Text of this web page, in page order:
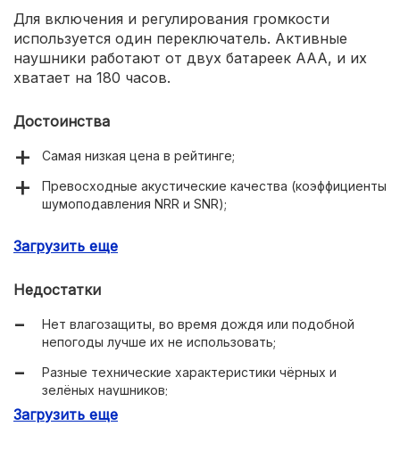
Для включения и регулирования громкости
используется один переключатель. Активные
наушники работают от двух батареек ААА, и их
хватает на 180 часов.
Достоинства
Самая низкая цена в рейтинге;
Превосходные акустические качества (коэффициенты
шумоподавления NRR и SNR);
минимум выступающих элементов.
Загрузить еще
Недостатки
Нет влагозащиты, во время дождя или подобной
непогоды лучше их не использовать;
Разные технические характеристики чёрных и
зелёных наушников;
Предназначены скорее для стендовой стрельбы, чем
Загрузить еще